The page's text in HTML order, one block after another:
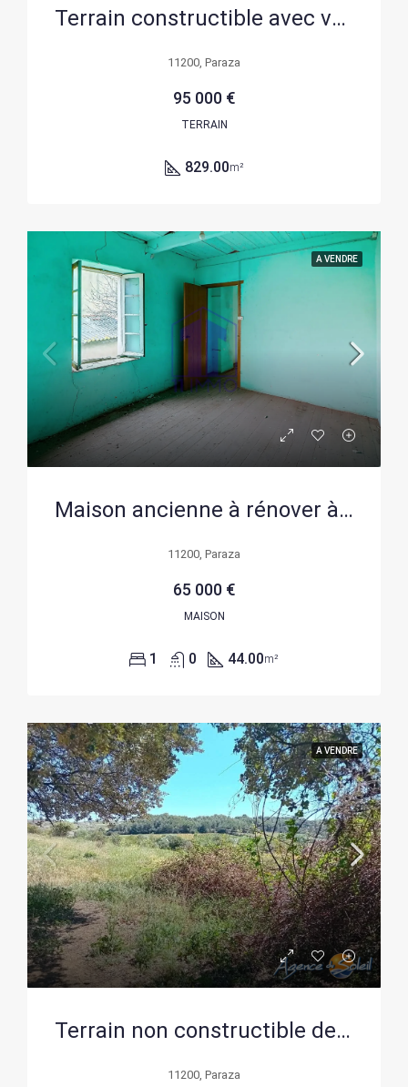
Terrain constructible avec vue Canal du Midi à Paraza
11200, Paraza
95 000 €
TERRAIN
829.00m²
A VENDRE
Maison ancienne à rénover à Paraza – Opportunité en centre-ville
11200, Paraza
65 000 €
MAISON
1 0 44.00m²
A VENDRE
Terrain non constructible de 16 830 m² à Paraza près du canal du Midi
11200, Paraza